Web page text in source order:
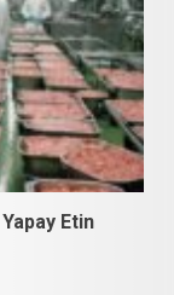
Etin